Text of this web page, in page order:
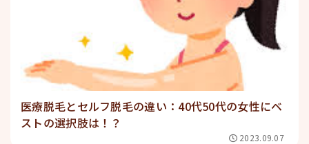
医療脱毛とセルフ脱毛の違い：40代50代の女性にベ
ストの選択肢は！？
2023.09.07